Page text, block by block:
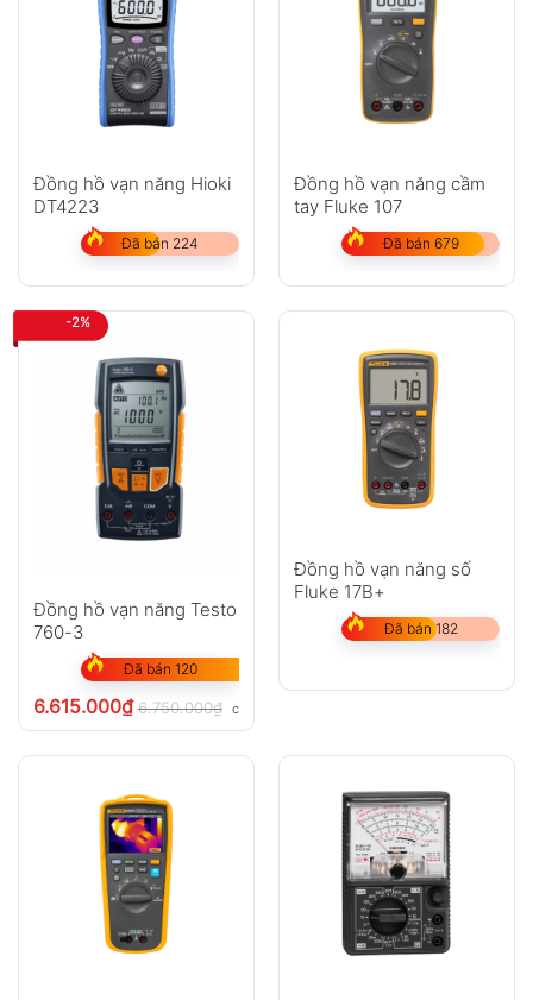
Đồng hồ vạn năng Hioki
DT4223
Đã bán 224
Đồng hồ vạn năng cầm
tay Fluke 107
Đã bán 679
-2%
Đồng hồ vạn năng Testo
760-3
Đã bán 120
6.615.000₫ 6.750.000₫ chưa VAT 8%
Đồng hồ vạn năng số
Fluke 17B+
Đã bán 182